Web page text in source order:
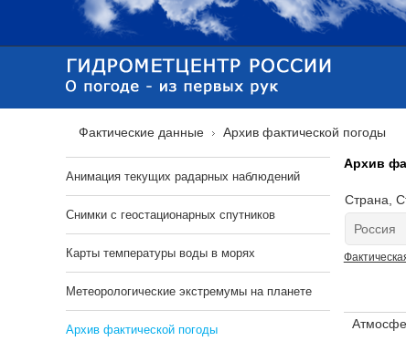
Фактические данные Архив фактической погоды
Архив
Страна,
Анимация текущих радарных наблюдений
Cнимки с геостационарных спутников
Карты температуры воды в морях
Метеорологические экстремумы на планете
Архив фактической погоды